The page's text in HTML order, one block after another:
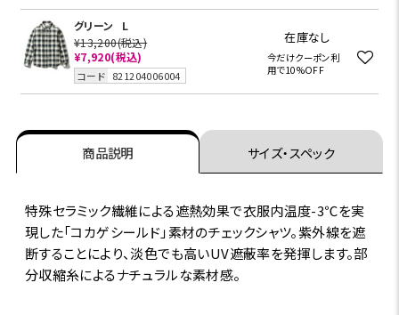
グリーン
L
¥13,200(税込)
¥7,920(税込)
コード 821204006004
在庫なし
今だけクーポン利
用で10%OFF
商品説明 サイズ・スペック
特殊セラミック繊維による遮熱効果で衣服内温度-3℃を実
現した「コカゲシールド」素材のチェックシャツ。紫外線を遮
断することにより、淡色でも高いUV遮蔽率を発揮します。部
分収縮糸によるナチュラルな素材感。